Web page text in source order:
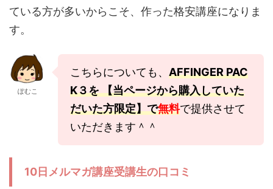
ている方が多いからこそ、作った格安講座になりま
す。
ぽむこ
こちらについても、 AFFINGER PAC
K３を 【当ページから購入していた
だいた方限定】で無料で提供させて
いただきます＾＾
10日メルマガ講座受講生の口コミ